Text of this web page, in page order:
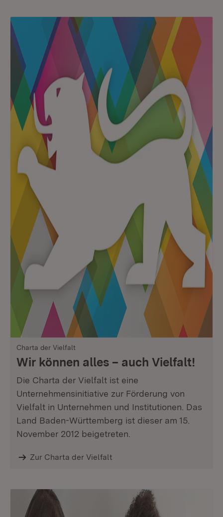
Charta der Vielfalt
Wir können alles – auch Vielfalt!
Die Charta der Vielfalt ist eine
Unternehmensinitiative zur Förderung von
Vielfalt in Unternehmen und Institutionen. Das
Land Baden-Württemberg ist dieser am 15.
November 2012 beigetreten.
Zur Charta der Vielfalt